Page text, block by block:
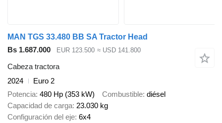
MAN TGS 33.480 BB SA Tractor Head
Bs 1.687.000
EUR 123.500 ≈ USD 141.800
Cabeza tractora
2024
Euro 2
Potencia 480 Hp (353 kW) Combustible diésel
Capacidad de carga 23.030 kg
Configuración del eje 6x4